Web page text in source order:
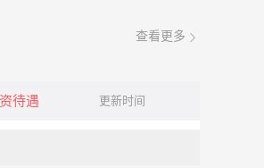
查看更多
待遇 更新时间